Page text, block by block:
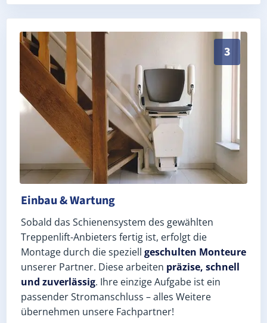
3
Schneller, sauberer Einbau durch zertifizierte
Einbau & Wartung
Sobald das Schienensystem des gewählten
Treppenlift-Anbieters fertig ist, erfolgt die
Montage durch die speziell geschulten Monteure
unserer Partner. Diese arbeiten präzise, schnell
und zuverlässig. Ihre einzige Aufgabe ist ein
passender Stromanschluss – alles Weitere
übernehmen unsere Fachpartner!